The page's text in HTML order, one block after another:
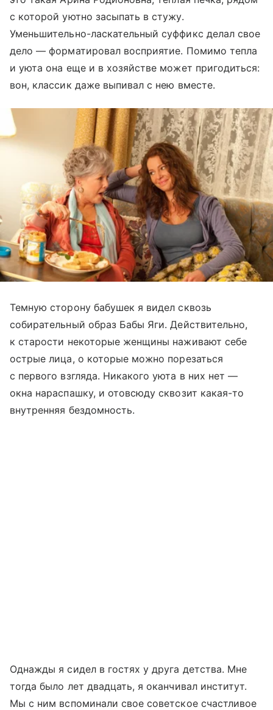
с которой уютно засыпать в стужу.
Уменьшительно-ласкательный суффикс делал свое
дело — форматировал восприятие. Помимо тепла
и уюта она еще и в хозяйстве может пригодиться:
вон, классик даже выпивал с нею вместе.
Темную сторону бабушек я видел сквозь
собирательный образ Бабы Яги. Действительно,
к старости некоторые женщины наживают себе
острые лица, о которые можно порезаться
с первого взгляда. Никакого уюта в них нет —
окна нараспашку, и отовсюду сквозит какая-то
внутренняя бездомность.
Однажды я сидел в гостях у друга детства. Мне
тогда было лет двадцать, я оканчивал институт.
Мы с ним вспоминали свое советское счастливое